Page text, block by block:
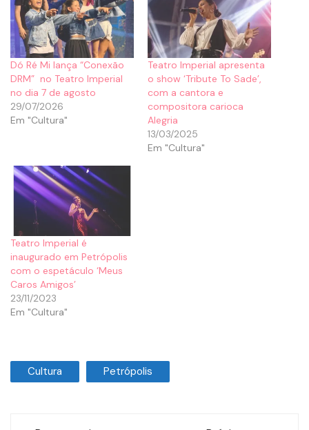
Dó Ré Mi lança “Conexão
DRM” no Teatro Imperial
no dia 7 de agosto
29/07/2026
Em "Cultura"
Teatro Imperial apresenta
o show ‘Tribute To Sade’,
com a cantora e
compositora carioca
Alegria
13/03/2025
Em "Cultura"
Teatro Imperial é
inaugurado em Petrópolis
com o espetáculo ‘Meus
Caros Amigos’
23/11/2023
Em "Cultura"
Cultura Petrópolis